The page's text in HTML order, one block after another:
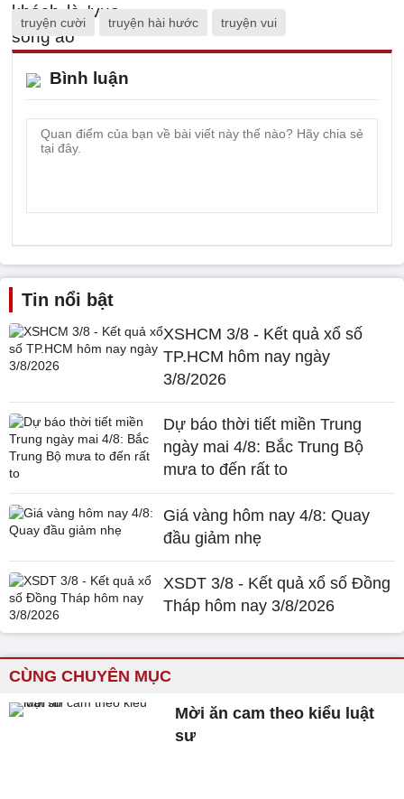
truyện cười truyện hài hước truyện vui
Bình luận
Tin nổi bật
XSHCM 3/8 - Kết quả xổ số
TP.HCM hôm nay ngày
3/8/2026
Dự báo thời tiết miền Trung
ngày mai 4/8: Bắc Trung Bộ
mưa to đến rất to
Giá vàng hôm nay 4/8: Quay
đầu giảm nhẹ
XSDT 3/8 - Kết quả xổ số Đồng
Tháp hôm nay 3/8/2026
CÙNG CHUYÊN MỤC
Mời ăn cam theo kiểu luật
sư